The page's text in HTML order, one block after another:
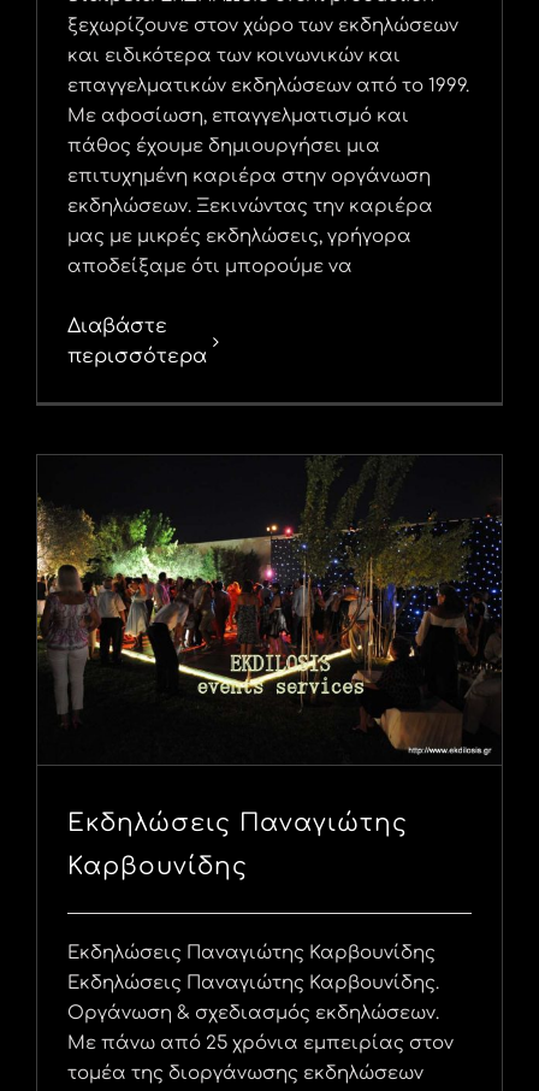
ξεχωρίζουνε στον χώρο των εκδηλώσεων
και ειδικότερα των κοινωνικών και
επαγγελματικών εκδηλώσεων από το 1999.
Με αφοσίωση, επαγγελματισμό και
πάθος έχουμε δημιουργήσει μια
επιτυχημένη καριέρα στην οργάνωση
εκδηλώσεων. Ξεκινώντας την καριέρα
μας με μικρές εκδηλώσεις, γρήγορα
αποδείξαμε ότι μπορούμε να
Διαβάστε
περισσότερα
Εκδηλώσεις Παναγιώτης
Καρβουνίδης
Εκδηλώσεις Παναγιώτης Καρβουνίδης
Εκδηλώσεις Παναγιώτης Καρβουνίδης.
Οργάνωση & σχεδιασμός εκδηλώσεων.
Με πάνω από 25 χρόνια εμπειρίας στον
τομέα της διοργάνωσης εκδηλώσεων